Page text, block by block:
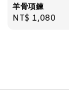
羊骨項鍊
Regular
NT$ 1,080